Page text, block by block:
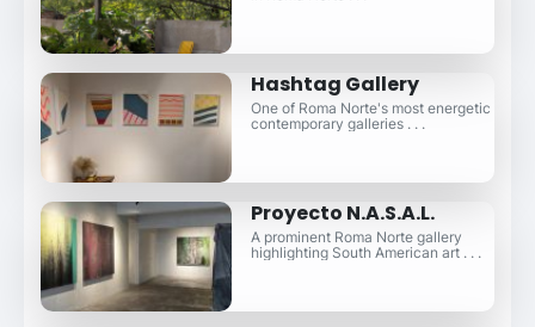
Hashtag Gallery
One of Roma Norte's most energetic
contemporary galleries . . .
Proyecto N.A.S.A.L.
A prominent Roma Norte gallery
highlighting South American art . . .